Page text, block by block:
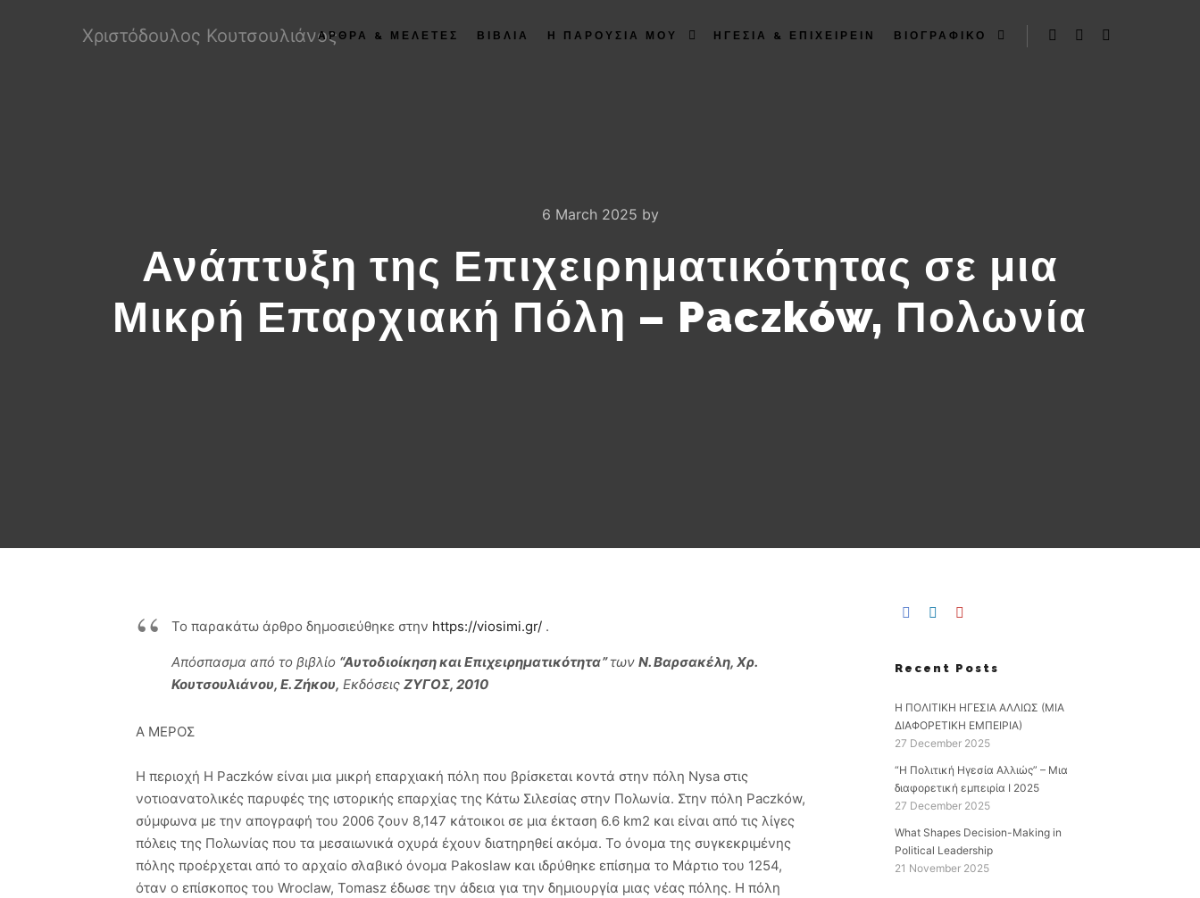
Χριστόδουλος ΚουτσουλιάνοςΑΡΘΡΑ & ΜΕΛΕΤΕΣ ΒΙΒΛΙΑ Η ΠΑΡΟΥΣΙΑ ΜΟΥ ΗΓΕΣΙΑ & ΕΠΙΧΕΙΡΕΙΝ ΒΙΟΓΡΑΦΙΚΟ
6 March 2025 by
Ανάπτυξη της Επιχειρηματικότητας σε μια
Μικρή Επαρχιακή Πόλη – Paczków, Πολωνία
Το παρακάτω άρθρο δημοσιεύθηκε στην https://viosimi.gr/ .
Απόσπασμα από το βιβλίο “Αυτοδιοίκηση και Επιχειρηματικότητα”των Ν. Βαρσακέλη, Χρ.
Κουτσουλιάνου, Ε. Ζήκου, Εκδόσεις ΖΥΓΟΣ, 2010
Α ΜΕΡΟΣ
Η περιοχή Η Paczków είναι μια μικρή επαρχιακή πόλη που βρίσκεται κοντά στην πόλη Nysa στις
νοτιοανατολικές παρυφές της ιστορικής επαρχίας της Κάτω Σιλεσίας στην Πολωνία. Στην πόλη Paczków,
σύμφωνα με την απογραφή του 2006 ζουν 8,147 κάτοικοι σε μια έκταση 6.6 km2 και είναι από τις λίγες
πόλεις της Πολωνίας που τα μεσαιωνικά οχυρά έχουν διατηρηθεί ακόμα. Το όνομα της συγκεκριμένης
πόλης προέρχεται από το αρχαίο σλαβικό όνομα Pakoslaw και ιδρύθηκε επίσημα το Μάρτιο του 1254,
όταν ο επίσκοπος του Wroclaw, Tomasz έδωσε την άδεια για την δημιουργία μιας νέας πόλης. Η πόλη
Recent Posts
Η ΠΟΛΙΤΙΚΗ ΗΓΕΣΙΑ ΑΛΛΙΩΣ (ΜΙΑ
ΔΙΑΦΟΡΕΤΙΚΗ ΕΜΠΕΙΡΙΑ)
27 December 2025
“Η Πολιτική Ηγεσία Αλλιώς” – Μια
διαφορετική εμπειρία Ι 2025
27 December 2025
What Shapes Decision-Making in
Political Leadership
21 November 2025